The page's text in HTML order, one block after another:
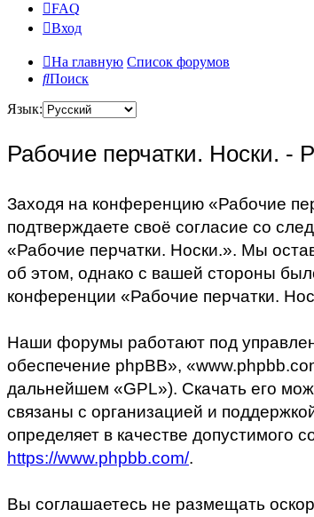
FAQ
Вход
На главную Список форумов
Поиск
Язык:
Рабочие перчатки. Носки. -
Заходя на конференцию «Рабочие
подтверждаете своё согласие со
«Рабочие перчатки. Носки.». Мы
об этом, однако с вашей стороны
конференции «Рабочие перчатки.
Наши форумы работают под
обеспечение phpBB»,
дальнейшем «GPL»). Скачать его
связаны с организацией и
определяет в качестве
https://www.phpbb.com/.
Вы соглашаетесь не размещать